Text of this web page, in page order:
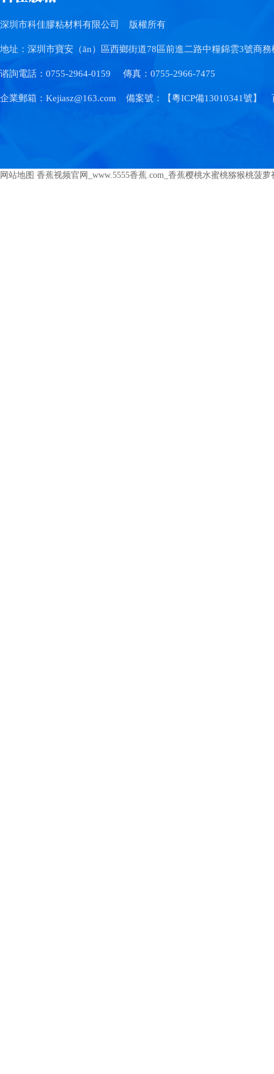
深圳市科佳膠粘材料有限公司 版權所有
地址：深圳市寶安（ān）區西鄉街道78區前進二路中糧錦雲3號商務
谘詢電話：0755-2964-0159 傳真：0755-2966-7475
企業郵箱：Kejiasz@163.com 備案號：【粵ICP備13010341號 】
网站地图 香蕉视频官网_www.5555香蕉.com_香蕉樱桃水蜜桃猕猴桃菠